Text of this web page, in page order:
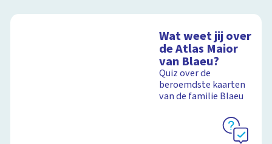
Wat weet jij over
de Atlas Maior
van Blaeu?
Quiz over de
beroemdste kaarten
van de familie Blaeu